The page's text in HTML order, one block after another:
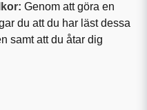
Genom att göra en
du att du har läst dessa
samt att du åtar dig